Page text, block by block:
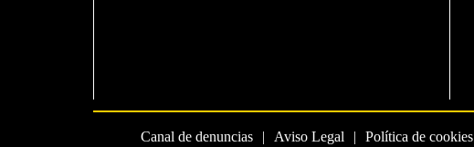
Política de cookies
Aviso Legal
Canal de denuncias